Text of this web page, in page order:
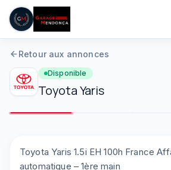
Aller au contenu principal
Retour aux annonces
Disponible
ToyotaYaris
Toyota Yaris 1.5i EH 100h France
automatique – 1ère main